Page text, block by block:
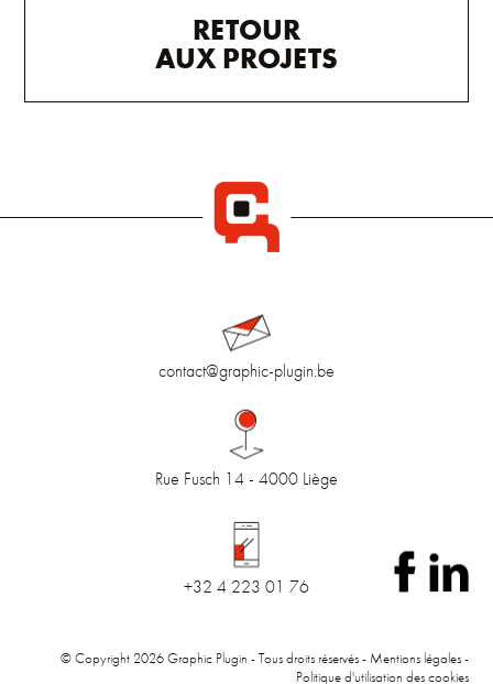
RETOUR
AUX PROJETS
contact@graphic-plugin.be
Rue Fusch 14 - 4000 Liège
+32 4 223 01 76
© Copyright 2026 Graphic Plugin - Tous droits réservés - Mentions légales-
Politique d'utilisation des cookies